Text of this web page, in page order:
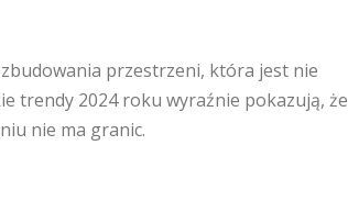
przestrzeni, która jest nie
trendy 2024 roku wyraźnie pokazują, że
nie ma granic.